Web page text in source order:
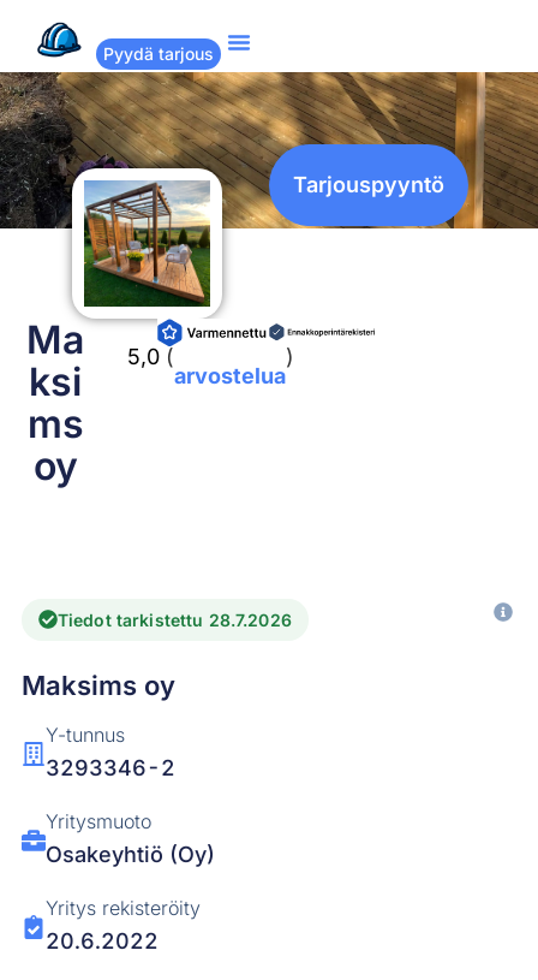
Pyydä tarjous
Ma
ksi
ms
oy
5,0(
1
arvostelua
)
Tarjouspyyntö
Tiedot tarkistettu 28.7.2026
Maksims oy
Y-tunnus
3293346-2
Yritysmuoto
Osakeyhtiö (Oy)
Yritys rekisteröity
20.6.2022